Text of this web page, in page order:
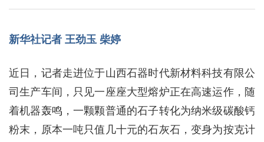
新华社记者 王劲玉 柴婷
近日，记者走进位于山西石器时代新材料科技有限公
司生产车间，只见一座座大型熔炉正在高速运作，随
着机器轰鸣，一颗颗普通的石子转化为纳米级碳酸钙
粉末，原本一吨只值几十元的石灰石，变身为按克计